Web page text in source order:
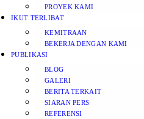
PROYEK KAMI
IKUT TERLIBAT
KEMITRAAN
BEKERJA DENGAN KAMI
PUBLIKASI
BLOG
GALERI
BERITA TERKAIT
SIARAN PERS
REFERENSI